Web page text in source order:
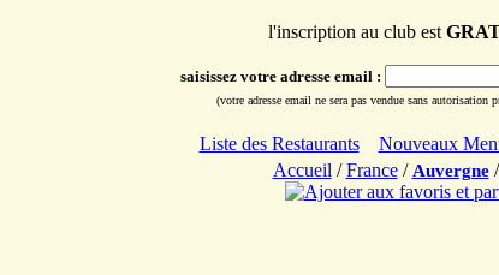
l'inscription au club est
saisissez votre adresse email :
(votre adresse email ne sera pas vendue sans autorisation
Liste des Restaurants Nouveaux
Accueil /France/ Auvergne/